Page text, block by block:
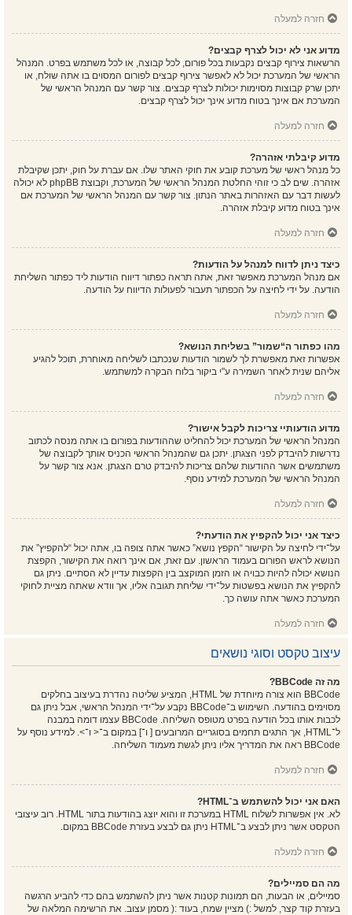
חזרה למעלה
מדוע אני לא יכול לצרף קבצים?
הרשאות צירוף קבצים נקבעות בכל פורום, לכל קבוצה, או לכל משתמש בפרט. המנהל
הראשי של המערכת יכול לא לאפשר צירוף קבצים לפורום המסוים בו אתה שולח, או
יתכן שרק קבוצות מסוימות יכולות לצרף קבצים. צור קשר עם המנהל הראשי של
המערכת אם אינך בטוח מדוע אינך יכול לצרף קבצים.
חזרה למעלה
מדוע קיבלתי אזהרה?
כל מנהל ראשי של מערכת קובע את חוקי האתר שלו. אם עברת על חוק, יתכן שקיבלת
אזהרה. שים לב כי זוהי החלטת המנהל הראשי של המערכת, וקבוצת phpBB לא יכולה
לעשות דבר עם האזהרות באתר הנתון. צור קשר עם המנהל הראשי של המערכת אם
אינך בטוח מדוע קיבלת אזהרה.
חזרה למעלה
כיצד ניתן לדווח למנהל על הודעות?
אם מנהל המערכת מאפשר זאת, אתה תראה כפתור דיווח הודעות ליד כפתור השליחת
הודעה. על ידי לחיצה על הכפתור תעבור לפעולות הדיווח על הודעה.
חזרה למעלה
מהו כפתור ה“שמור” בשליחת הנושא?
אפשרות זאת מאפשרת לך לשמור הודעות שנכתבו לשליחה מאוחרת, תוכל להגיע
אליהם שנית לאחר השמירה ע"י ביקור בלוח הבקרה למשתמש.
חזרה למעלה
מדוע הודעותיי צריכות לקבל אישור?
המנהל הראשי של המערכת יכול להחליט שההודעות בפורום בו אתה מנסה לכתוב
נדרשות להיבדק לפני הצגתן. יתכן גם שהמנהל הראשי הכניס אותך לקבוצה של
משתמשים אשר ההודעות שלהם צריכות להיבדק טרם הצגתן. אנא צור קשר על
המנהל הראשי של המערכת למידע נוסף.
חזרה למעלה
כיצד אני יכול להקפיץ את הודעתי?
על־ידי לחיצה על הקישור “הקפץ נושא” כאשר אתה צופה בו, אתה יכול “להקפיץ” את
הנושא לראש הפורום בעמוד הראשון. עם זאת, אם אינך רואה את הקישור, הקפצת
הנושא יכולה להיות כבויה או הזמן המוקצב בין הקפצות עדיין לא הסתיים. ניתן גם
להקפיץ את הנושא בפשטות על־ידי שליחת תגובה אליו, אך וודא שאתה מציית לחוקי
המערכת כאשר אתה עושה כך.
חזרה למעלה
עיצוב טקסט וסוגי נושאים
מה זה BBCode?
BBCode הוא צורה מיוחדת של HTML, המציע שליטה נהדרת בעיצוב בחלקים
מסוימים בהודעה. השימוש ב־BBCode נקבע על־ידי המנהל הראשי, אבל ניתן גם
לכבות אותו בכל הודעה בפרט מטופס השליחה. BBCode עצמו דומה במבנה
ל־HTML, אך התגים תחמים בסוגריים המרובעים [ ו־] במקום ב־< ו־>. למידע נוסף על
BBCode ראה את המדריך אליו ניתן לגשת מעמוד השליחה.
חזרה למעלה
האם אני יכול להשתמש ב־HTML?
לא. אין אפשרות לשלוח HTML במערכת זו והוא יוצג בהודעות בתור HTML. רוב עיצובי
הטקסט אשר ניתן לבצע ב־HTML ניתן גם לבצע בעזרת BBCode במקום.
חזרה למעלה
מה הם סמיילים?
סמיילים, או הבעות, הם תמונות קטנות אשר ניתן להשתמש בהם כדי להביע הרגשה
בעזרת קוד קצר, למשל :) מציין שמח, בעוד :( מסמן עצוב. את הרשימה המלאה של